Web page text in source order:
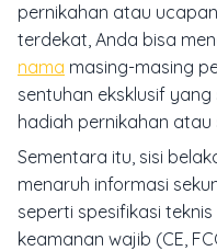
pernikahan atau
terdekat, Anda bisa
nama masing-masing
sentuhan eksklusif
hadiah pernikahan atau
Sementara itu, sisi
menaruh informasi
seperti spesifikasi
keamanan wajib (CE,